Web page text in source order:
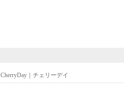
CherryDay｜チェリーデイ